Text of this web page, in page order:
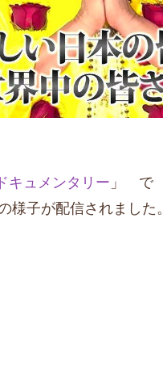
キュメンタリー 」 で
様子が配信されました。